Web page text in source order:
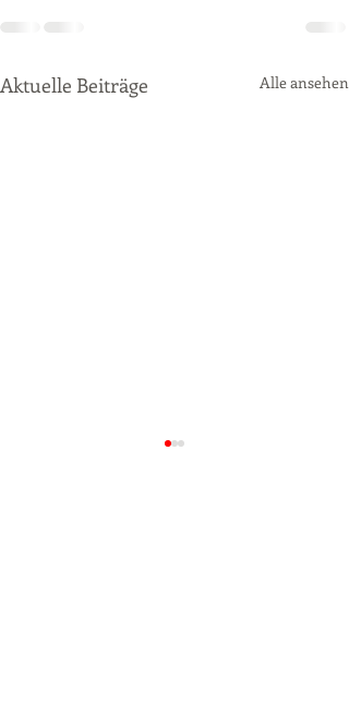
Aktuelle Beiträge Alle ansehen